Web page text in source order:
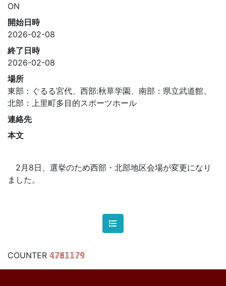
ON
開始日時
2026-02-08
終了日時
2026-02-08
場所
東部：ぐるる宮代、西部:秋草学園、南部：県立武道館、
北部：上里町多目的スポーツホール
連絡先
本文
2月8日、選挙のため西部・北部地区会場が変更になり
ました。
COUNTER 𝟜𝟟𝟠𝟙𝟙𝟟𝟡